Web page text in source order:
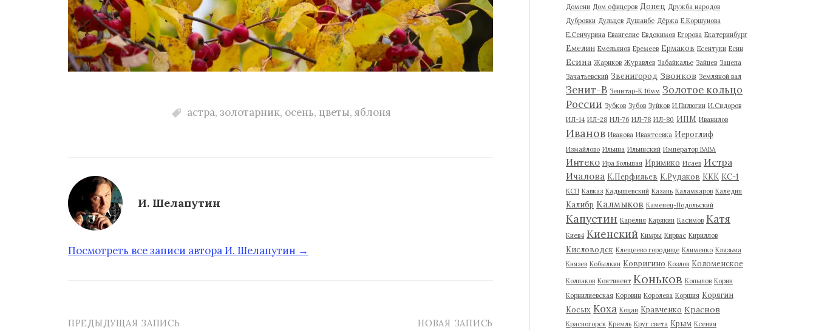
астра, золотарник, осень, цветы, яблоня
И. Шелапутин
Посмотреть все записи автора И. Шелапутин →
ПРЕДЫДУЩАЯ ЗАПИСЬ НОВАЯ ЗАПИСЬ
Домени Дом офицеров Донец Дружба народов
Дубровки Дульцев Душанбе Дёржа Е.Коршунова
Е.Сенчурина Евангелие Евдокимов Егорова Екатеринбург
Емелин Емельянов Еремеев Ермаков Есентуки Есин
Есина Жариков Журавлев Забайкалье Зайцев Зацепа
Зачатьевский Звенигород Звонков Земляной вал
Зенит-В Зенитар-К 16мм Золотое кольцо
России Зубков Зубов Зуйков И.Пилюгин И.Сидоров
ИЛ-14 ИЛ-28 ИЛ-76 ИЛ-78 ИЛ-80 ИПМ Иванилов
Иванов Иванова Ивантеевка Иероглиф
Измайлово Ильина Ильинский Император ВАВА
Интеко Ира Большая Иримико Исаев Истра
Ичалова К.Перфильев К.Рудаков ККК КС-1
КСП Кавказ Кадышевский Казань Каламкаров Каледин
Калибр Калмыков Каменец-Подольский
Капустин Карелия Карякин Касимов Катя
Киев4 Киенский Кимры Кирвас Кириллов
Кисловодск Клещеево городище Клименко Клязьма
Князев Кобылкин Ковригино Козлов Коломенское
Колпаков Континент Коньков Копылов Корин
Корнилиевская Коровин Королева Коршия Корягин
Косых Коха Коцан Кравченко Краснов
Красногорск Кремль Круг света Крым Ксения